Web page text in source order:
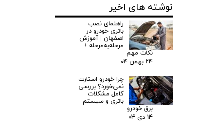
نوشته های اخیر
راهنمای نصب
باتری خودرو در
اصفهان | آموزش
مرحله‌به‌مرحله +
نکات مهم
۲۴ بهمن ۰۴
چرا خودرو استارت
نمی‌خورد؟ بررسی
کامل مشکلات
باتری و سیستم
برق خودرو
۱۴ دی ۰۴